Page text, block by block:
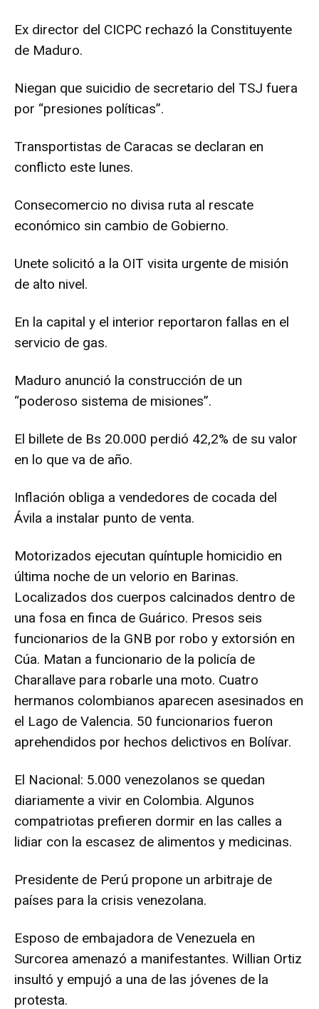
Ex director del CICPC rechazó la Constituyente
de Maduro.
Niegan que suicidio de secretario del TSJ fuera
por “presiones políticas”.
Transportistas de Caracas se declaran en
conflicto este lunes.
Consecomercio no divisa ruta al rescate
económico sin cambio de Gobierno.
Unete solicitó a la OIT visita urgente de misión
de alto nivel.
En la capital y el interior reportaron fallas en el
servicio de gas.
Maduro anunció la construcción de un
“poderoso sistema de misiones”.
El billete de Bs 20.000 perdió 42,2% de su valor
en lo que va de año.
Inflación obliga a vendedores de cocada del
Ávila a instalar punto de venta.
Motorizados ejecutan quíntuple homicidio en
última noche de un velorio en Barinas.
Localizados dos cuerpos calcinados dentro de
una fosa en finca de Guárico. Presos seis
funcionarios de la GNB por robo y extorsión en
Cúa. Matan a funcionario de la policía de
Charallave para robarle una moto. Cuatro
hermanos colombianos aparecen asesinados en
el Lago de Valencia. 50 funcionarios fueron
aprehendidos por hechos delictivos en Bolívar.
El Nacional: 5.000 venezolanos se quedan
diariamente a vivir en Colombia. Algunos
compatriotas prefieren dormir en las calles a
lidiar con la escasez de alimentos y medicinas.
Presidente de Perú propone un arbitraje de
países para la crisis venezolana.
Esposo de embajadora de Venezuela en
Surcorea amenazó a manifestantes. Willian Ortiz
insultó y empujó a una de las jóvenes de la
protesta.